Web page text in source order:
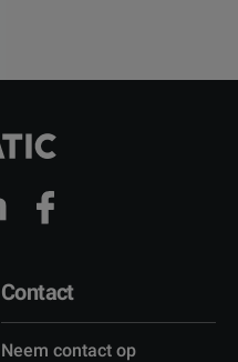
Contact
Neem contact op